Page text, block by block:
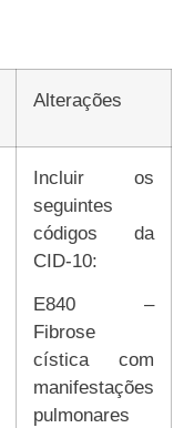
Alterações
Incluir os
seguintes
códigos da
CID-10:
E840 –
Fibrose
cística com
manifestações
pulmonares